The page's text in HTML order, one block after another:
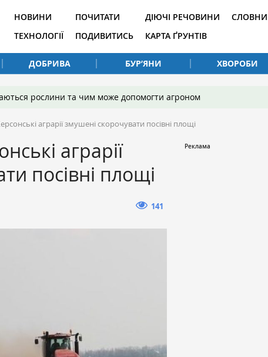
НОВИНИ
ТЕХНОЛОГІЇ
ПОЧИТАТИ
ПОДИВИТИСЬ
ДІЮЧІ РЕЧОВИНИ
КАРТА ҐРУНТІВ
ДОБРИВА БУР’ЯНИ ХВОРОБИ
рослини та чим може допомогти агроном
аграрії змушені скорочувати посівні площі
аграрії
посівні площі
141